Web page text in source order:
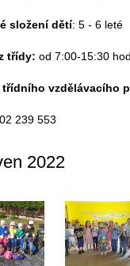
složení dětí: 5 - 6 leté
třídy: od 7:00-15:30 hod
třídního vzdělávacího
239 553
2022